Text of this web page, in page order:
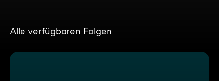
Alle verfügbaren Folgen